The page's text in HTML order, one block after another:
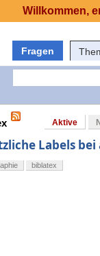
Fragen
Aktive
Labels
biblatex
Willkommen,